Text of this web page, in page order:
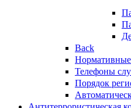
Back
Телефоны
Порядок